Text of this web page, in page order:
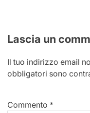
Lascia un
Il tuo indirizzo email
obbligatori sono
Commento *